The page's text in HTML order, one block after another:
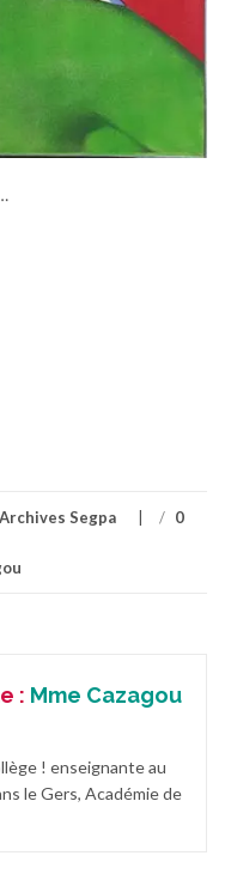
Archives Segpa / 0
: Mme Cazagou
! enseignante au
le Gers, Académie de